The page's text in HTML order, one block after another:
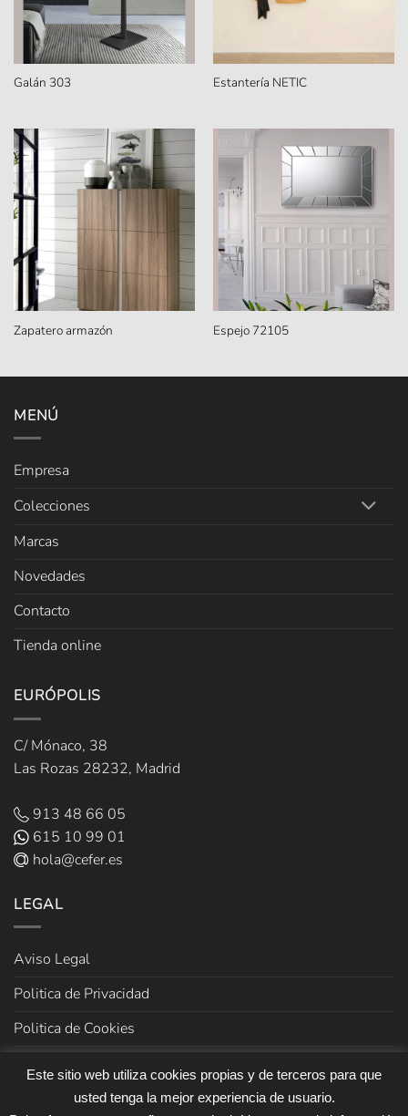
Galán 303 Estantería NETIC
Zapatero armazón Espejo 72105
MENÚ
Empresa
Colecciones
Marcas
Novedades
Contacto
Tienda online
EURÓPOLIS
C/ Mónaco, 38
Las Rozas 28232, Madrid
913 48 66 05
615 10 99 01
hola@cefer.es
LEGAL
Aviso Legal
Politica de Privacidad
Politica de Cookies
Este sitio web utiliza cookies propias y de terceros para que
usted tenga la mejor experiencia de usuario.